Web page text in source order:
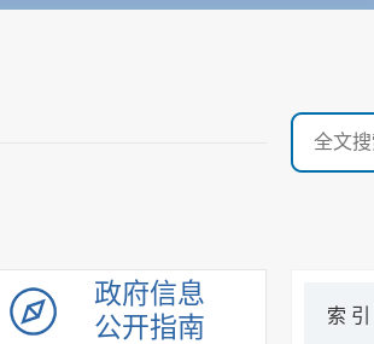
政府信息
公开指南
索 引